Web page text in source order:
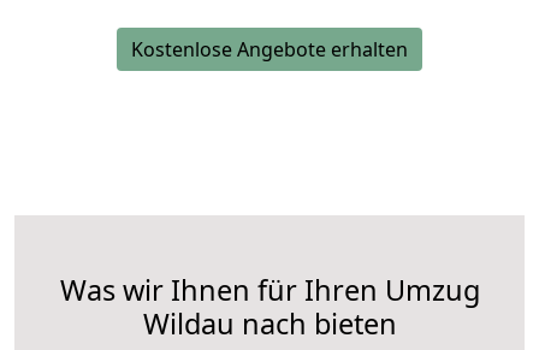
Kostenlose Angebote erhalten
Was wir Ihnen für Ihren Umzug
Wildau nach bieten